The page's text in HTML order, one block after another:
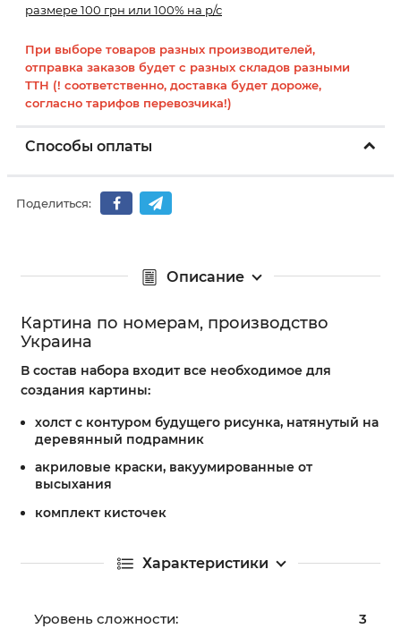
размере 100 грн или 100% на р/с
При выборе товаров разных производителей,
отправка заказов будет с разных складов разными
ТТН (! соответственно, доставка будет дороже,
согласно тарифов перевозчика!)
Способы оплаты
Поделиться:
Описание
Картина по номерам, производство
Украина
В состав набора входит все необходимое для
создания картины:
холст с контуром будущего рисунка, натянутый на
деревянный подрамник
акриловые краски, вакуумированные от
высыхания
комплект кисточек
Характеристики
Уровень сложности: 3